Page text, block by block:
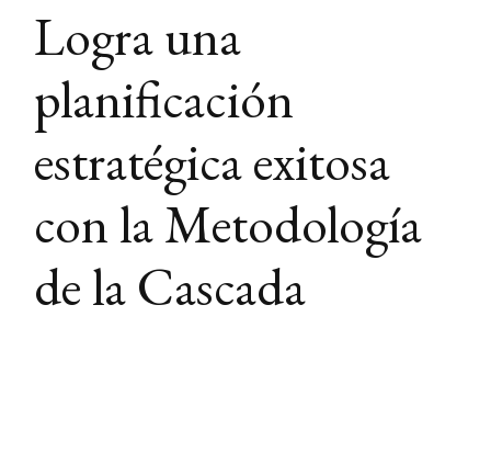
Logra una
planificación
estratégica exitosa
con la Metodología
de la Cascada